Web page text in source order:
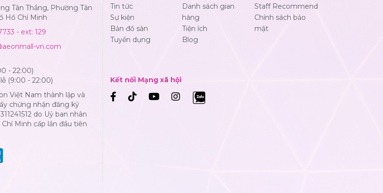
Tân Thắng, Phường Tân
Hồ Chí Minh
- ext: 129
vn.com
- 22:00)
(9:00 - 22:00)
Việt Nam thành lập và
chứng nhận đăng ký
do Uỷ ban nhân
Minh cấp lần đầu tiên
Tin tức
Sự kiện
Bản đồ sàn
Tuyển dụng
Danh sách gian
hàng
Tiện ích
Blog
Staff Recommend
Chính sách bảo
mật
Kết nối Mạng xã hội